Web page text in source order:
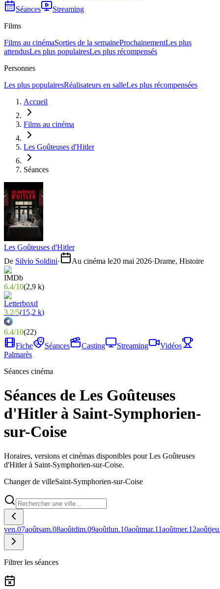
Séances
Streaming
Films
Films au cinémaSorties de la semaineProchainementLes plus
attendusLes plus populairesLes plus récompensés
Personnes
Les plus populairesRéalisateurs en salleLes plus récompensées
Accueil
Films au cinéma
Les Goûteuses d'Hitler
Séances
Les Goûteuses d'Hitler
De Silvio Soldini· Au cinéma le20 mai 2026·Drame, Histoire
6.4/10(2,9 k)
3.2/5(15,2 k)
6.4/10(22)
Fiche
Séances Casting Streaming
Vidéos
Palmarès
Séances cinéma
Séances de Les Goûteuses
d'Hitler à Saint-Symphorien-
sur-Coise
Horaires, versions et cinémas disponibles pour Les Goûteuses
d'Hitler à Saint-Symphorien-sur-Coise.
Changer de villeSaint-Symphorien-sur-Coise
ven.07aoûtsam.08aoûtdim.09aoûtlun.10aoûtmar.11aoûtmer.12août
Filtrer les séances